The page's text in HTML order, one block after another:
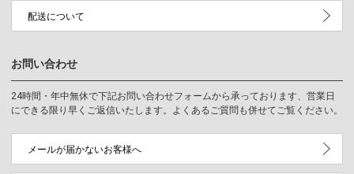
配送について
お問い合わせ
24時間・年中無休で下記お問い合わせフォームから承っております、営業日
にできる限り早くご返信いたします。よくあるご質問も併せてご覧ください。
メールが届かないお客様へ